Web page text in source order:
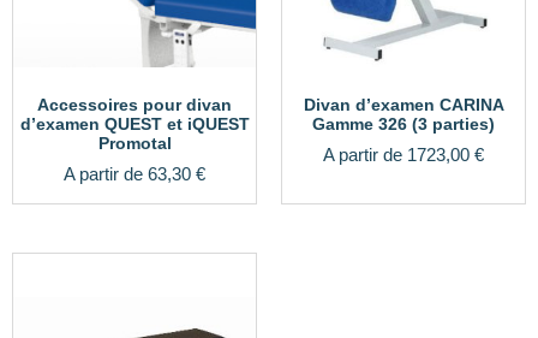
Accessoires pour divan
d’examen QUEST et iQUEST
Promotal
A partir de 63,30 €
Divan d’examen CARINA
Gamme 326 (3 parties)
A partir de 1723,00 €